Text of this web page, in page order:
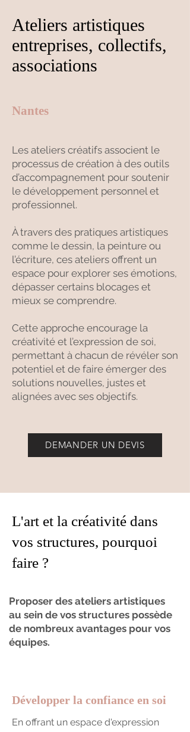
Ateliers artistiques
entreprises, collectifs,
associations
Nantes
Les ateliers créatifs associent le
processus de création à des outils
d’accompagnement pour soutenir
le développement personnel et
professionnel.
À travers des pratiques artistiques
comme le dessin, la peinture ou
l’écriture, ces ateliers offrent un
espace pour explorer ses émotions,
dépasser certains blocages et
mieux se comprendre.
Cette approche encourage la
créativité et l’expression de soi,
permettant à chacun de révéler son
potentiel et de faire émerger des
solutions nouvelles, justes et
alignées avec ses objectifs.
DEMANDER UN DEVIS
L'art et la créativité dans
vos structures, pourquoi
faire ?
Proposer des ateliers artistiques
au sein de vos structures possède
de nombreux avantages pour vos
équipes.
Développer la confiance en soi
En offrant un espace d'expression